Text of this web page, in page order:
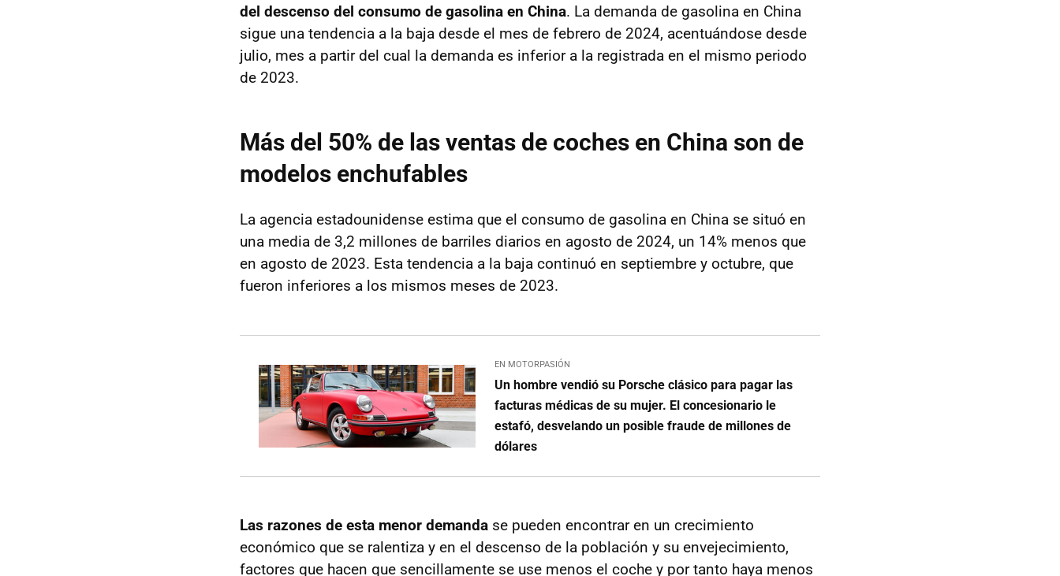
del descenso del consumo de gasolina en China. La demanda de gasolina en China
sigue una tendencia a la baja desde el mes de febrero de 2024, acentuándose desde
julio, mes a partir del cual la demanda es inferior a la registrada en el mismo periodo
de 2023.
Más del 50% de las ventas de coches en China son de
modelos enchufables
La agencia estadounidense estima que el consumo de gasolina en China se situó en
una media de 3,2 millones de barriles diarios en agosto de 2024, un 14% menos que
en agosto de 2023. Esta tendencia a la baja continuó en septiembre y octubre, que
fueron inferiores a los mismos meses de 2023.
EN MOTORPASIÓN
Un hombre vendió su Porsche clásico para pagar las
facturas médicas de su mujer. El concesionario le
estafó, desvelando un posible fraude de millones de
dólares
Las razones de esta menor demanda se pueden encontrar en un crecimiento
económico que se ralentiza y en el descenso de la población y su envejecimiento,
factores que hacen que sencillamente se use menos el coche y por tanto haya menos